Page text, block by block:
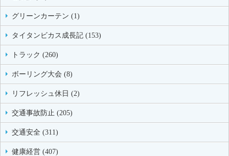
グリーンカーテン (1)
タイタンビカス成長記 (153)
トラック (260)
ボーリング大会 (8)
リフレッシュ休日 (2)
交通事故防止 (205)
交通安全 (311)
健康経営 (407)